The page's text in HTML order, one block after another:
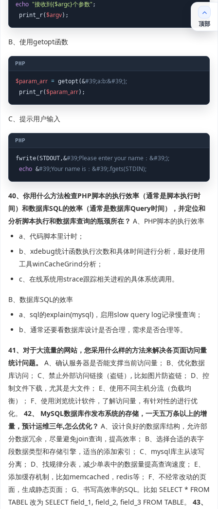
echo "接收到{$argc}个参数" ;
print_r($argv
B、使用getopt函数
$param_arr = getopt(&#39;a:b:&#39;);
print_r($param_arr
C、提示用户输入
fwrite(STDOUT,&#39;Please enter your name：&#39;);
echo &#39;Your name is：&#39;.fgets(STDIN);
40、你用什么方法检查PHP脚本的执行效率（通常是脚本执行时
间）和数据库SQL的效率（通常是数据库Query时间），并定位和
分析脚本执行和数据库查询的瓶颈所在？ A、PHP脚本的执行效率
a、代码脚本里计时；
b、xdebug统计函数执行次数和具体时间进行分析，最好使用
工具winCacheGrind分析；
c、在线系统用strace跟踪相关进程的具体系统调用。
B、数据库SQL的效率
a、sql的explain(mysql)，启用slow query log记录慢查询；
b、通常还要看数据库设计是否合理，需求是否合理等。
41、对于大流量的网站，您采用什么样的方法来解决各页面访问量
统计问题。
A、确认服务器是否能支撑当前访问量； B、优化数据
库访问； C、禁止外部访问链接（盗链）, 比如图片防盗链； D、控
制文件下载，尤其是大文件； E、使用不同主机分流（负载均
衡）； F、使用浏览统计软件，了解访问量，有针对性的进行优
化。 42、 MySQL数据库作发布系统的存储，一天五万条以上的增
量，预计运维三年,怎么优化？ A、设计良好的数据库结构，允许部
分数据冗余，尽量避免join查询，提高效率； B、选择合适的表字
段数据类型和存储引擎，适当的添加索引； C、mysql库主从读写
分离； D、找规律分表，减少单表中的数据量提高查询速度； E、
添加缓存机制，比如memcached，redis等； F、不经常改动的页
面，生成静态页面； G、书写高效率的SQL。比如 SELECT * FROM
TABEL 改为 SELECT field_1, field_2, field_3 FROM TABLE。 43、
顶部